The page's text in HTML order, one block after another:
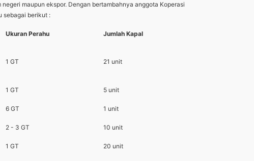
maupun ekspor. Dengan bertambahnya anggota Koperasi
sebagai berikut :
Ukuran Perahu Jumlah Kapal
1 GT 21 unit
1 GT 5 unit
6 GT 1 unit
2 - 3 GT 10 unit
1 GT 20 unit